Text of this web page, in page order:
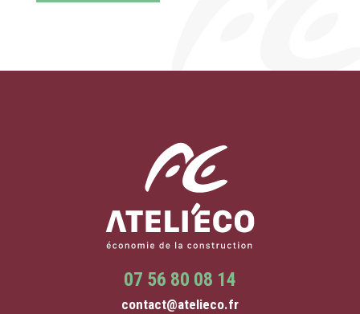
07 56 80 08 14
contact@atelieco.fr